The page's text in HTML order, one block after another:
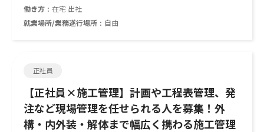
働き方
在宅 出社
就業場所/業務遂行場所
自由
正社員
【正社員×施工管理】計画や工程表管理、発
注など現場管理を任せられる人を募集！外
構・内外装・解体まで幅広く携わる施工管理